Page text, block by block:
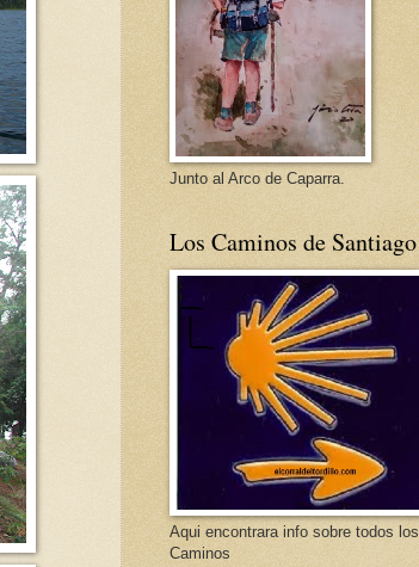
Junto al Arco de Caparra.
Los Caminos de Santiago
Aqui encontrara info sobre todos los
Caminos